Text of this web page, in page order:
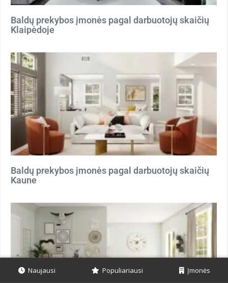
Baldų prekybos įmonės pagal darbuotojų skaičių
Klaipėdoje
Baldų prekybos įmonės pagal darbuotojų skaičių
Kaune
Naujausi Populiariausi Įmonės